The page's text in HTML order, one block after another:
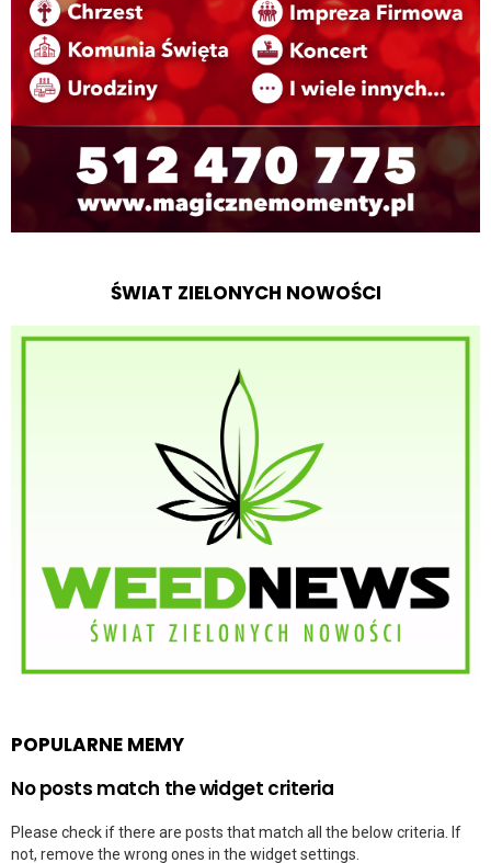
ŚWIAT ZIELONYCH NOWOŚCI
POPULARNE MEMY
No posts match the widget criteria
Please check if there are posts that match all the below criteria. If
not, remove the wrong ones in the widget settings.